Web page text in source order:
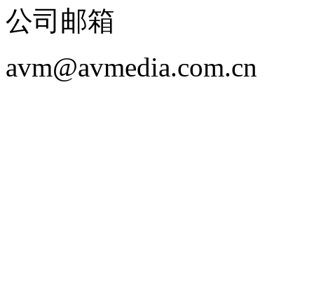
公司邮箱
avm@avmedia.com.cn